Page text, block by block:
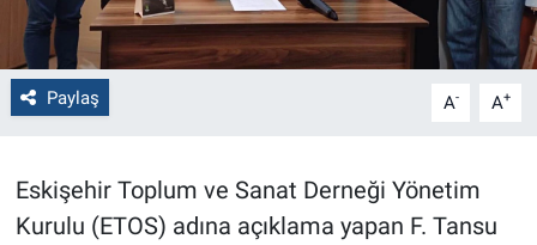
Paylaş A- A+
Eskişehir Toplum ve Sanat Derneği Yönetim
Kurulu (ETOS) adına açıklama yapan F. Tansu
Çevre
Yerel
Bilim ve Teknoloji